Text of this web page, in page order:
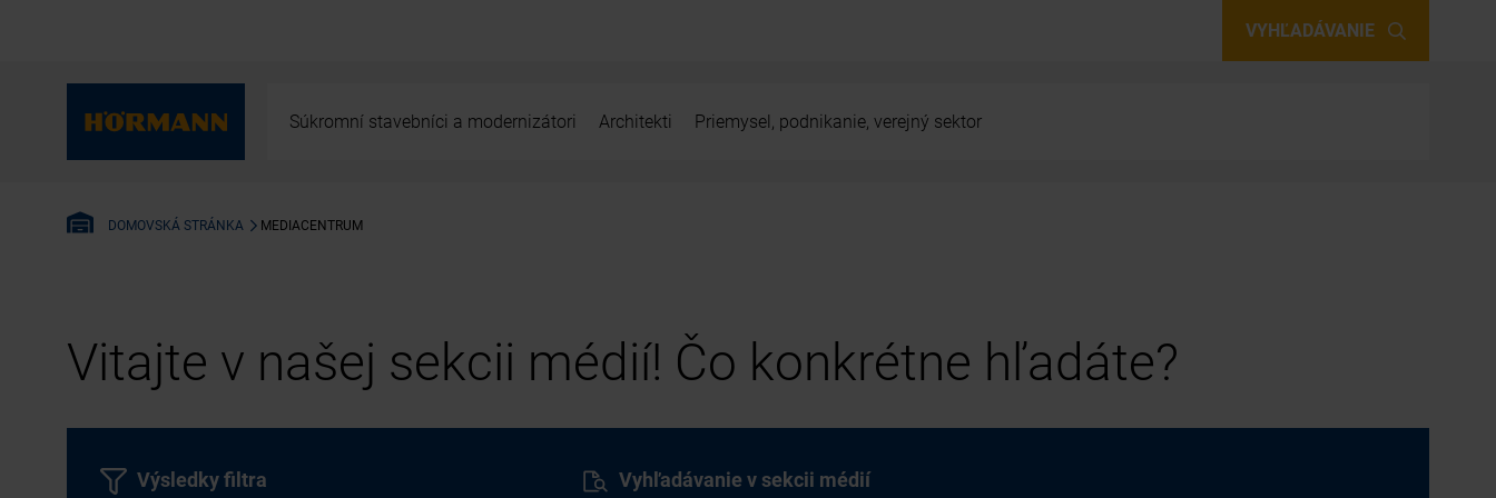
VYHĽADÁVANIE
Súkromní stavebníci a modernizátori Architekti Priemysel, podnikanie, verejný sektor
DOMOVSKÁ STRÁNKA MEDIACENTRUM
Vitajte v našej sekcii médií! Čo konkrétne hľadáte?
Vyhľadávanie v sekcii médií
Výsledky filtra